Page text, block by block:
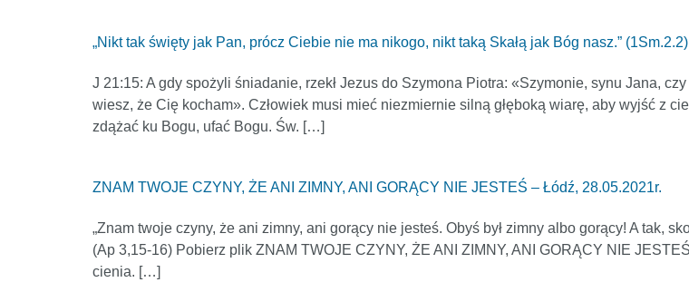
„Nikt tak święty jak Pan, prócz Ciebie nie ma nikogo, nikt taką Skałą jak Bóg nasz.” (1Sm.2.2)
J 21:15: A gdy spożyli śniadanie, rzekł Jezus do Szymona Piotra: «Szymonie, synu Jana,
wiesz, że Cię kocham». Człowiek musi mieć niezmiernie silną głęboką wiarę, aby wyjść z
zdążać ku Bogu, ufać Bogu. Św. […]
ZNAM TWOJE CZYNY, ŻE ANI ZIMNY, ANI GORĄCY NIE JESTEŚ – Łódź, 28.05.2021r.
„Znam twoje czyny, że ani zimny, ani gorący nie jesteś. Obyś był zimny albo gorący! A tak,
(Ap 3,15-16) Pobierz plik ZNAM TWOJE CZYNY, ŻE ANI ZIMNY, ANI GORĄCY NIE
cienia. […]